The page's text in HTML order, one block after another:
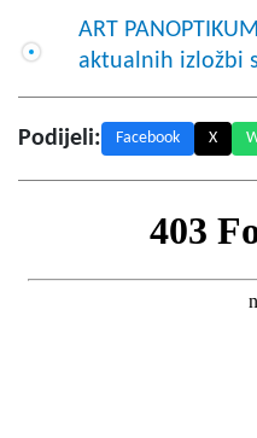
ART
aktualnih izložbi
Podijeli: Facebook X